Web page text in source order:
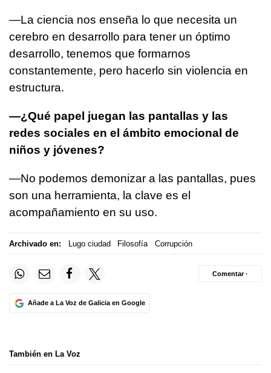
—La ciencia nos enseña lo que necesita un
cerebro en desarrollo para tener un óptimo
desarrollo, tenemos que formarnos
constantemente, pero hacerlo sin violencia en
estructura.
—¿Qué papel juegan las pantallas y las
redes sociales en el ámbito emocional de
niños y jóvenes?
—No podemos demonizar a las pantallas, pues
son una herramienta, la clave es el
acompañamiento en su uso.
Archivado en: Lugo ciudad Filosofía Corrupción
Añade a La Voz de Galicia en Google
Comentar ·
También en La Voz